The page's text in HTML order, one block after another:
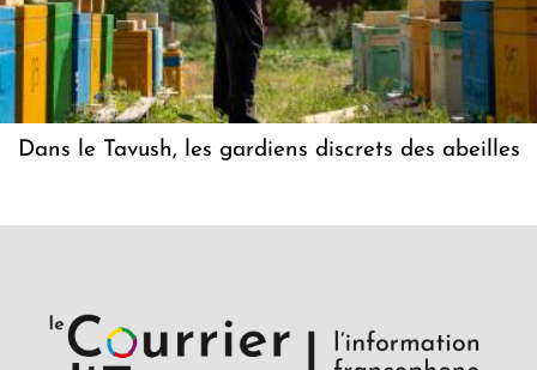
Dans le Tavush, les gardiens discrets des abeilles